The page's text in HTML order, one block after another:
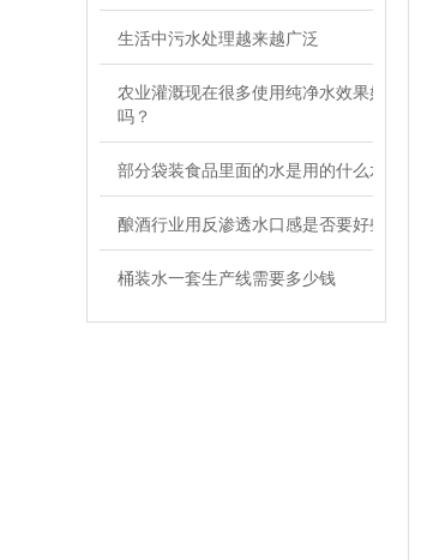
生活中污水处理越来越广泛
农业灌溉现在很多使用纯净水效果好
吗？
部分袋装食品里面的水是用的什么水
酿酒行业用反渗透水口感是否要好些
桶装水一套生产线需要多少钱